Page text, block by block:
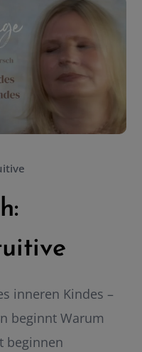
inneren Kindes –
beginnt Warum
beginnen